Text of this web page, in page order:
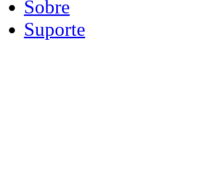
Sobre
Suporte